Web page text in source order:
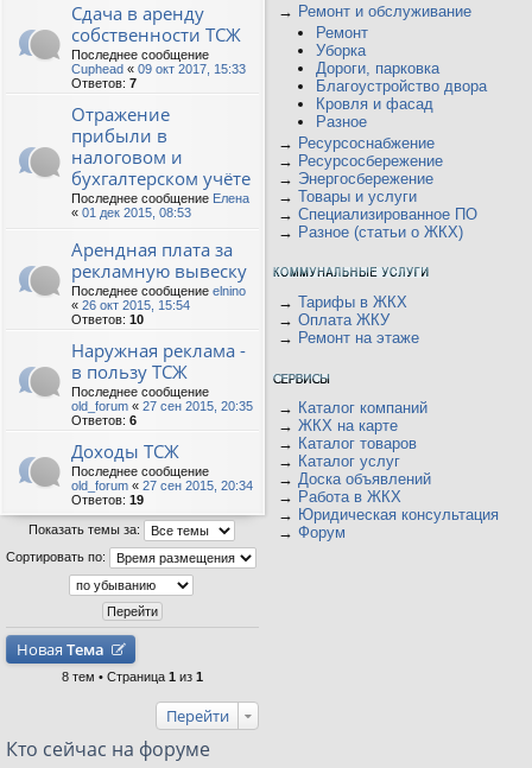
Сдача в аренду
собственности ТСЖ
Последнее сообщение
Cuphead « 09 окт 2017, 15:33
Ответов: 7
Отражение
прибыли в
налоговом и
бухгалтерском учёте
Последнее сообщение Елена
« 01 дек 2015, 08:53
Арендная плата за
рекламную вывеску
Последнее сообщение elnino
« 26 окт 2015, 15:54
Ответов: 10
Наружная реклама -
в пользу ТСЖ
Последнее сообщение
old_forum « 27 сен 2015, 20:35
Ответов: 6
Доходы ТСЖ
Последнее сообщение
old_forum « 27 сен 2015, 20:34
Ответов: 19
Показать темы за:
Сортировать по:
Новая Тема
8 тем • Страница 1 из 1
Перейти
Кто сейчас на форуме
→ Ремонт и обслуживание
Ремонт
Уборка
Дороги, парковка
Благоустройство двора
Кровля и фасад
Разное
→ Ресурсоснабжение
→ Ресурсосбережение
→ Энергосбережение
→ Товары и услуги
→ Специализированное ПО
→ Разное (статьи о ЖКХ)
→ Тарифы в ЖКХ
→ Оплата ЖКУ
→ Ремонт на этаже
→ Каталог компаний
→ ЖКХ на карте
→ Каталог товаров
→ Каталог услуг
→ Доска объявлений
→ Работа в ЖКХ
→ Юридическая консультация
→ Форум